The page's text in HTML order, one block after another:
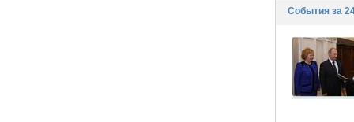
События за